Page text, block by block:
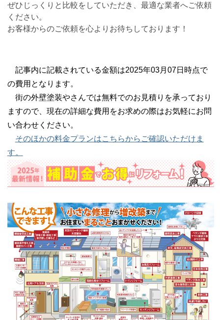
ぜひじっくりと比較をしていただき、最適な業者へご依頼
ください。
お客様からのご依頼を心よりお待ちしております！
記事内に記載されている金額は2025年03月07日時点で
の費用となります。
街の外壁塗装やさんでは無料でのお見積りを承っており
ますので、現在の詳細な費用をお求めの際はお気軽にお問
い合わせください。
そのほかの料金プランはこちらからご確認いただけま
す。